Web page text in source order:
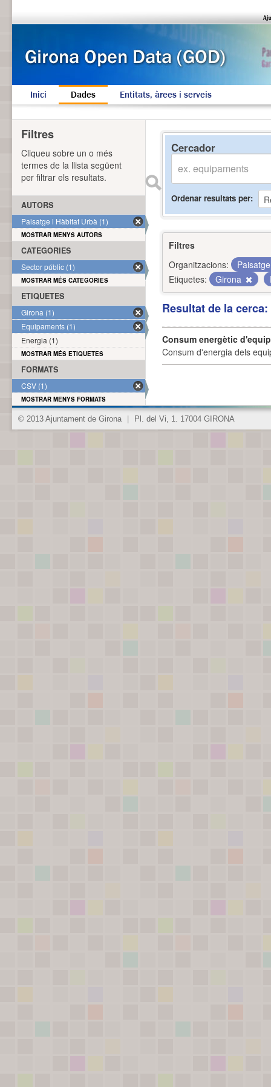
Inici Dades Entitats, àrees i serveis
Cercador
Ordenar resultats per
Filtres
Organitzacions:
Etiquetes:
Girona
Resultat de la
Consum energètic
Consum d'energia dels
Filtres
Cliqueu sobre un o més
termes de la llista següent
per filtrar els resultats.
AUTORS
Paisatge i Hàbitat Urbà (1)
MOSTRAR MENYS AUTORS
CATEGORIES
Sector públic (1)
MOSTRAR MÉS CATEGORIES
ETIQUETES
Girona (1)
Equipaments (1)
Energia (1)
MOSTRAR MÉS ETIQUETES
FORMATS
CSV (1)
MOSTRAR MENYS FORMATS
© 2013 Ajuntament de Girona Pl. del Vi, 1. 17004 GIRONA